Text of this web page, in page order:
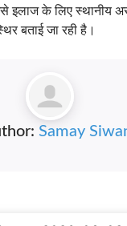
इलाज के लिए स्थानीय
बताई जा रही है।
Samay